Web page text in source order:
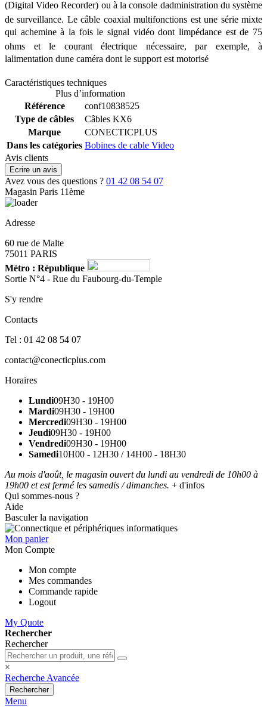
(Digital Video Recorder) ou à la console dadministration du système
de surveillance. Le câble coaxial multifonctions est une série mixte
qui achemine à la fois le signal vidéo dont limpédance est de 75
ohms et le courant électrique nécessaire, par exemple, à
lalimentation dune caméra dont le support est motorisé
Caractéristiques techniques
Plus d’information
Référence
conf10838525
Type de câbles
Câbles KX6
Marque
CONECTICPLUS
Dans les catégories Bobines de cable Video
Avis clients
Ecrire un avis
Avez vous des questions ? 01 42 08 54 07
Magasin Paris 11ème
Adresse
60 rue de Malte
75011 PARIS
Métro : République
Sortie N°4 - Rue du Faubourg-du-Temple
S'y rendre
Contacts
Tel : 01 42 08 54 07
contact@conecticplus.com
Horaires
Lundi09H30 - 19H00
Mardi09H30 - 19H00
Mercredi09H30 - 19H00
Jeudi09H30 - 19H00
Vendredi09H30 - 19H00
Samedi10H00 - 12H30 / 14H00 - 18H30
Au mois d'août, le magasin ouvert du lundi au vendredi de 10h00 à
19h00 et est fermé les samedis / dimanches. + d'infos
Qui sommes-nous ?
Aide
Basculer la navigation
Mon panier
Mon Compte
Mon compte
Mes commandes
Commande rapide
Logout
My Quote
Rechercher
Rechercher
×
Recherche Avancée
Rechercher
Menu